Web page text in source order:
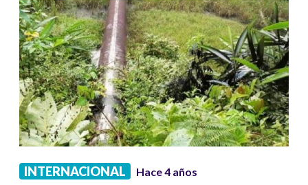
INTERNACIONAL Hace 4 años